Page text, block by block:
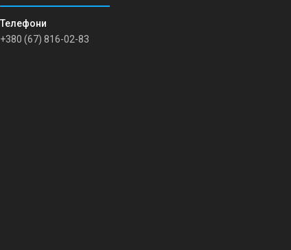
+380 (67) 816-02-83